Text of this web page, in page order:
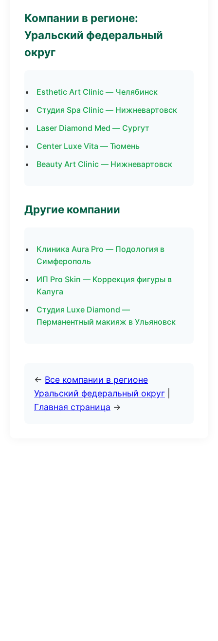
Компании в регионе:
Уральский федеральный
округ
Esthetic Art Clinic — Челябинск
Студия Spa Clinic — Нижневартовск
Laser Diamond Med — Сургут
Center Luxe Vita — Тюмень
Beauty Art Clinic — Нижневартовск
Другие компании
Клиника Aura Pro — Подология в
Симферополь
ИП Pro Skin — Коррекция фигуры в
Калуга
Студия Luxe Diamond —
Перманентный макияж в Ульяновск
← Все компании в регионе
Уральский федеральный округ
Главная страница →